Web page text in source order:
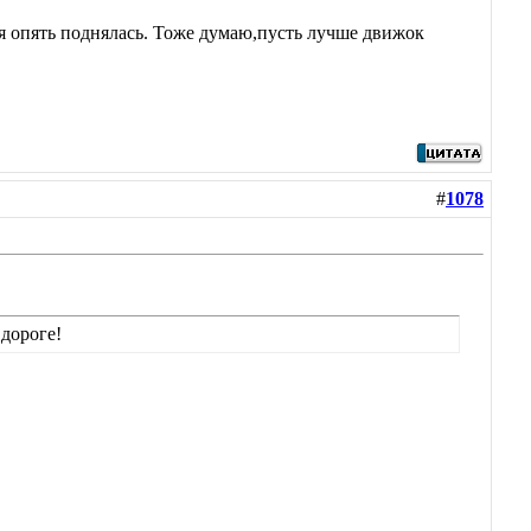
опять поднялась. Тоже думаю,пусть лучше движок
#1078